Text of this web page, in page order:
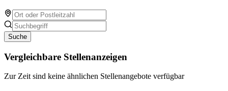
Suche
Vergleichbare Stellenanzeigen
Zur Zeit sind keine ähnlichen Stellenangebote verfügbar